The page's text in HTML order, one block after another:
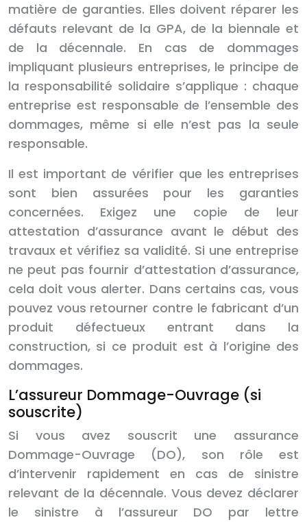
matière de garanties. Elles doivent réparer les
défauts relevant de la GPA, de la biennale et
de la décennale. En cas de dommages
impliquant plusieurs entreprises, le principe de
la responsabilité solidaire s’applique : chaque
entreprise est responsable de l’ensemble des
dommages, même si elle n’est pas la seule
responsable.
Il est important de vérifier que les entreprises
sont bien assurées pour les garanties
concernées. Exigez une copie de leur
attestation d’assurance avant le début des
travaux et vérifiez sa validité. Si une entreprise
ne peut pas fournir d’attestation d’assurance,
cela doit vous alerter. Dans certains cas, vous
pouvez vous retourner contre le fabricant d’un
produit défectueux entrant dans la
construction, si ce produit est à l’origine des
dommages.
L’assureur Dommage-Ouvrage (si
souscrite)
Si vous avez souscrit une assurance
Dommage-Ouvrage (DO), son rôle est
d’intervenir rapidement en cas de sinistre
relevant de la décennale. Vous devez déclarer
le sinistre à l’assureur DO par lettre